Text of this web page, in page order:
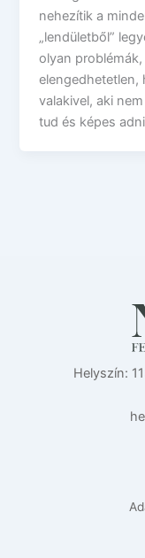
nehezítik a
„lendületből”
olyan
valakivel, aki
tud és képes
Helyszín:
eh